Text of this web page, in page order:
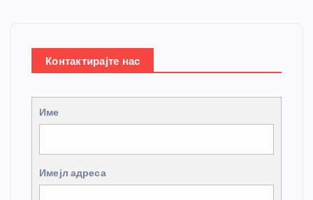
Контактирајте нас
Име
Имејл адреса